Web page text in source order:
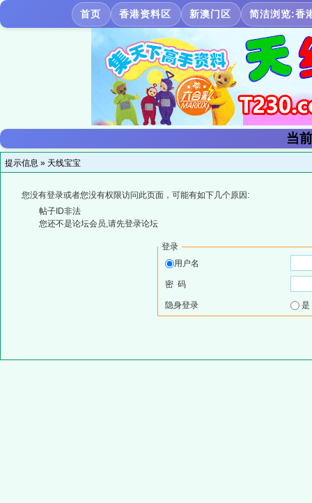
首页 香港资料区 新澳门区 简洁浏览:香
当
提示信息 » 天线宝宝
您没有登录或者您没有权限访问此页面，可能有如下几个原因:
帖子ID非法
您还不是论坛会员,请先登录论坛
登录
用户名
密 码
隐身登录